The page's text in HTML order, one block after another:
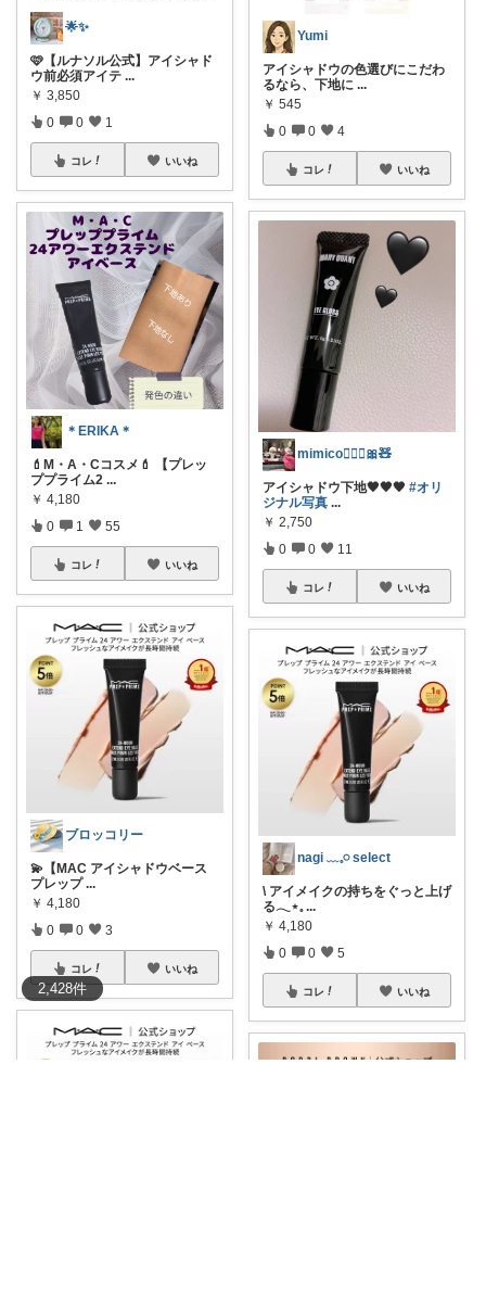
2,428件
🌟✨
🩷【ルナソル公式】アイシャド
ウ前必須アイテ ...
￥ 3,850
0 0 1
コレ いいね
＊ERIKA＊
💄M・A・Cコスメ💄 【プレッ
ププライム2 ...
￥ 4,180
0 1 55
コレ いいね
ブロッコリー
💫【MAC アイシャドウベース
プレップ...
￥ 4,180
0 0 3
コレ いいね
Yumi
アイシャドウの色選びにこだわ
るなら、下地に ...
￥ 545
0 0 4
コレ いいね
mimico👱🏻‍♀️🎀🧸
アイシャドウ下地🖤🖤🖤 #オリ
ジナル写真 ...
￥ 2,750
0 0 11
コレ いいね
nagi ﹏𓈒𓏸 select
\ アイメイクの持ちをぐっと上げ
る𓂃⋆𓈒 ...
￥ 4,180
0 0 5
コレ いいね